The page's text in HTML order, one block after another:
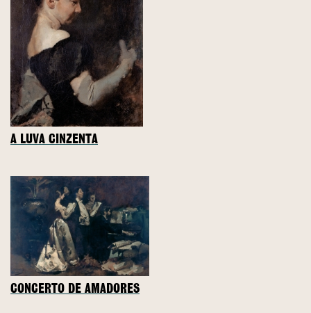
A LUVA CINZENTA
CONCERTO DE AMADORES